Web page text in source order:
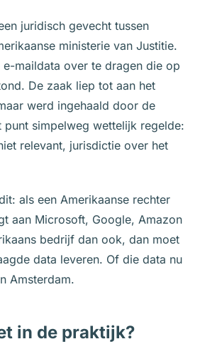
juridisch gevecht tussen
ministerie van Justitie.
maildata over te dragen die op
De zaak liep tot aan het
werd ingehaald door de
punt simpelweg wettelijk regelde:
relevant, jurisdictie over het
als een Amerikaanse rechter
aan Microsoft, Google, Amazon
bedrijf dan ook, dan moet
data leveren. Of die data nu
Amsterdam.
in de praktijk?